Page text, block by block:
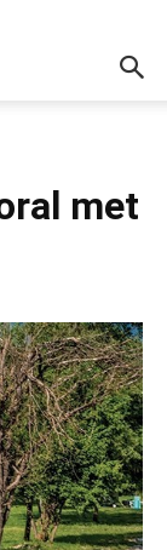
met